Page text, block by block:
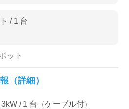
示
日産ディーラーを表示
/ 1 台
ット
（詳細）
3kW / 1 台
（ケーブル付）